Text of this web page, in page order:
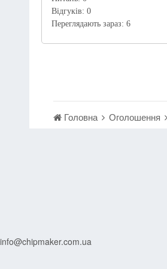
Відгуків: 0
Переглядають зараз: 6
Головна Оголошення
info@chipmaker.com.ua